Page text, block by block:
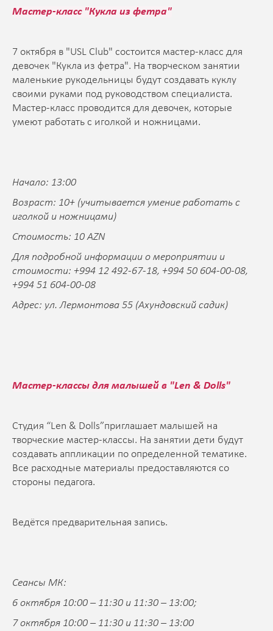
Мастер-класс "Кукла из фетра"
7 октября в "USL Club" состоится мастер-класс для
девочек "Кукла из фетра". На творческом занятии
маленькие рукодельницы будут создавать куклу
своими руками под руководством специалиста.
Мастер-класс проводится для девочек, которые
умеют работать с иголкой и ножницами.
Начало: 13:00
Возраст: 10+ (учитывается умение работать с
иголкой и ножницами)
Стоимость: 10 AZN
Для подробной информации о мероприятии и
стоимости: +994 12 492-67-18, +994 50 604-00-08,
+994 51 604-00-08
Адрес: ул. Лермонтова 55 (Ахундовский садик)
Мастер-классы для малышей в "Len & Dolls"
Студия “Len & Dolls”приглашает малышей на
творческие мастер-классы. На занятии дети будут
создавать аппликации по определенной тематике.
Все расходные материалы предоставляются со
стороны педагога.
Ведётся предварительная запись.
Сеансы МК:
6 октября 10:00 – 11:30 и 11:30 – 13:00;
7 октября 10:00 – 11:30 и 11:30 – 13:00